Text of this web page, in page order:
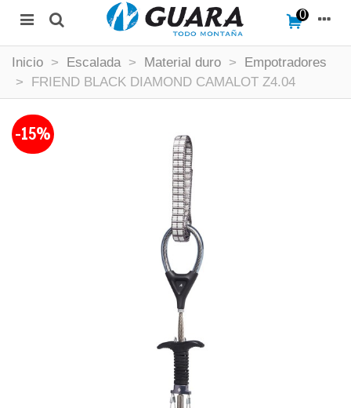
0
Inicio > Escalada > Material duro >
Empotradores
>
FRIEND BLACK DIAMOND CAMALOT Z4.04
-15%